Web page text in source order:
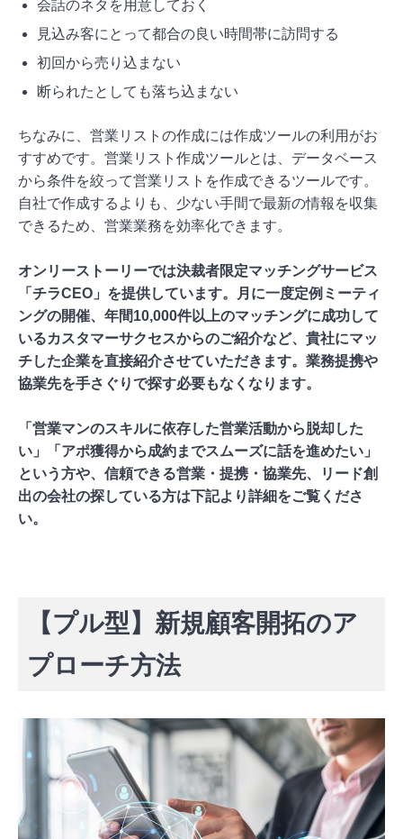
会話のネタを用意しておく
見込み客にとって都合の良い時間帯に訪問する
初回から売り込まない
断られたとしても落ち込まない
ちなみに、営業リストの作成には作成ツールの利用がお
すすめです。営業リスト作成ツールとは、データベース
から条件を絞って営業リストを作成できるツールです。
自社で作成するよりも、少ない手間で最新の情報を収集
できるため、営業業務を効率化できます。
オンリーストーリーでは決裁者限定マッチングサービス
「チラCEO」を提供しています。月に一度定例ミーティ
ングの開催、年間10,000件以上のマッチングに成功して
いるカスタマーサクセスからのご紹介など、貴社にマッ
チした企業を直接紹介させていただきます。業務提携や
協業先を手さぐりで探す必要もなくなります。
「営業マンのスキルに依存した営業活動から脱却した
い」「アポ獲得から成約までスムーズに話を進めたい」
という方や、信頼できる営業・提携・協業先、リード創
出の会社の探している方は下記より詳細をご覧くださ
い。
【プル型】新規顧客開拓のア
プローチ方法